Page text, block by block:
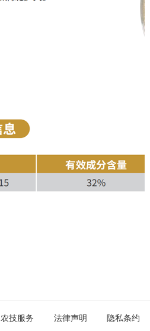
农技服务 法律声明 隐私条约